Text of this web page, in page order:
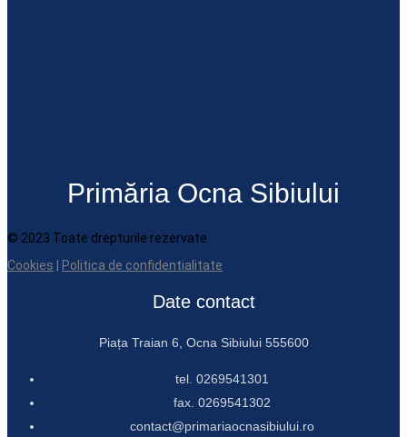
Primăria Ocna Sibiului
© 2023 Toate drepturile rezervate
Cookies
Politica de confidentialitate
Date contact
Piața Traian 6, Ocna Sibiului 555600
tel. 0269541301
fax. 0269541302
contact@primariaocnasibiului.ro